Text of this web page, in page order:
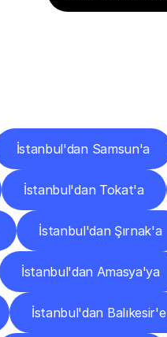
İstanbul'dan Samsun'a
İstanbul'dan Tokat'a
İstanbul'dan Şırnak'a
İstanbul'dan Amasya'ya
İstanbul'dan Balıkesir'e